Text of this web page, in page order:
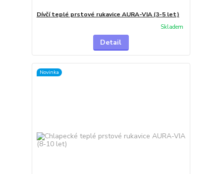
Dívčí teplé prstové rukavice AURA-VIA (3-5 let)
Skladem
Detail
Novinka